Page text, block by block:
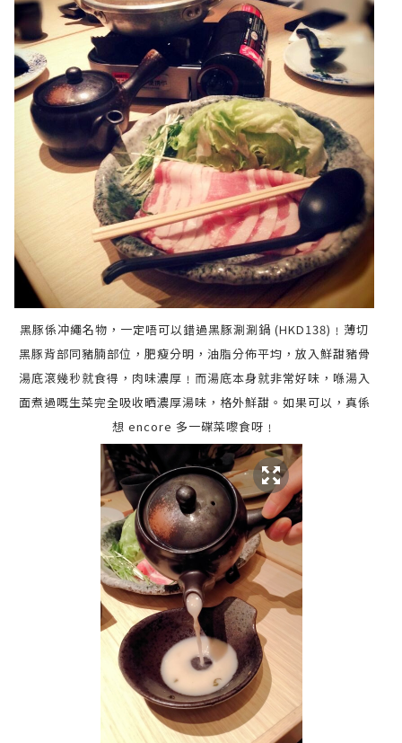
黑豚係冲繩名物， 一定唔可以錯過黑豚涮涮鍋 (HKD138) ﹗ 薄切
黑豚背部同豬腩部位， 肥瘦分明，油脂分佈平均，放入鮮甜豬骨
湯底滾幾秒就食得，肉味濃厚﹗而湯底本身就非常好味，喺湯入
面煮過嘅生菜完全吸收晒濃厚湯味，格外鮮甜。如果可以，真係
想 encore 多一碟菜嚟食呀﹗